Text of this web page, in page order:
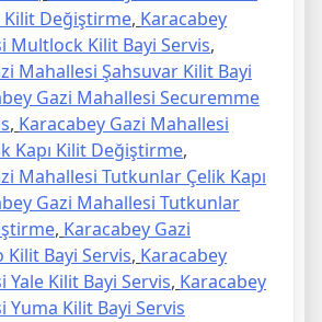
Kilit Değiştirme, Karacabey
Multlock Kilit Bayi Servis,
Mahallesi Şahsuvar Kilit Bayi
Gazi Mahallesi Securemme
, Karacabey Gazi Mahallesi
Kapı Kilit Değiştirme,
Mahallesi Tutkunlar Çelik Kapı
Gazi Mahallesi Tutkunlar
, Karacabey Gazi
Bayi Servis, Karacabey
Yale Kilit Bayi Servis, Karacabey
Yuma Kilit Bayi Servis